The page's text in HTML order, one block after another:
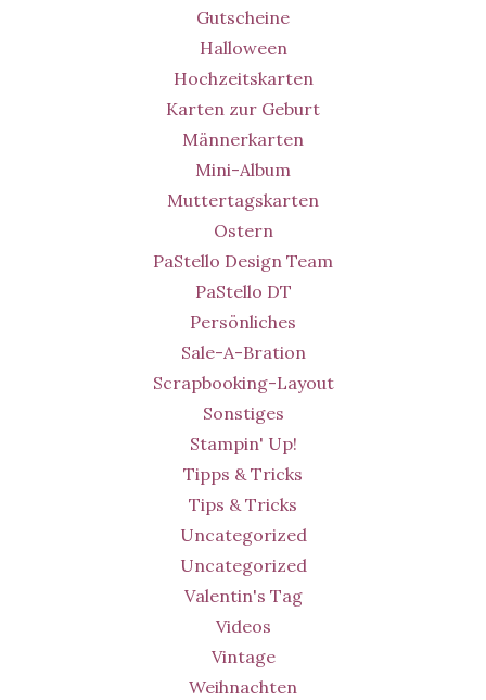
Gutscheine
Halloween
Hochzeitskarten
Karten zur Geburt
Männerkarten
Mini-Album
Muttertagskarten
Ostern
PaStello Design Team
PaStello DT
Persönliches
Sale-A-Bration
Scrapbooking-Layout
Sonstiges
Stampin' Up!
Tipps & Tricks
Tips & Tricks
Uncategorized
Uncategorized
Valentin's Tag
Videos
Vintage
Weihnachten